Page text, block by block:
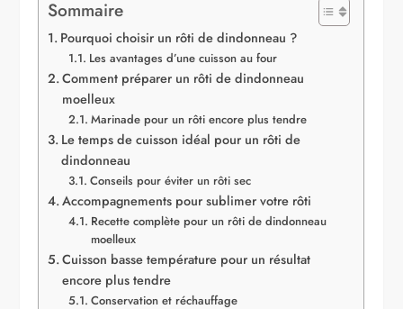
Sommaire
Pourquoi choisir un rôti de dindonneau ?
Les avantages d’une cuisson au four
Comment préparer un rôti de dindonneau
moelleux
Marinade pour un rôti encore plus tendre
Le temps de cuisson idéal pour un rôti de
dindonneau
Conseils pour éviter un rôti sec
Accompagnements pour sublimer votre rôti
Recette complète pour un rôti de dindonneau
moelleux
Cuisson basse température pour un résultat
encore plus tendre
Conservation et réchauffage